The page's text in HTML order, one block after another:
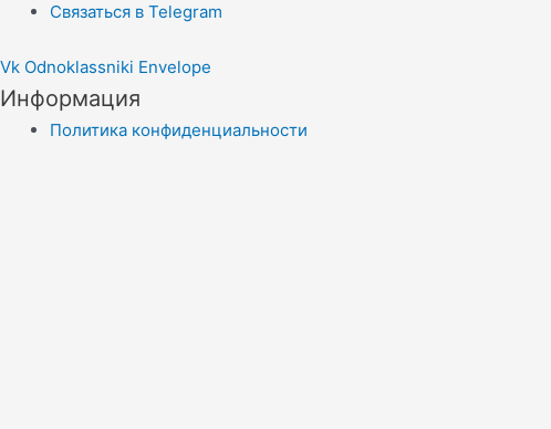
Связаться в Telegram
Vk Odnoklassniki Envelope
Информация
Политика конфиденциальности